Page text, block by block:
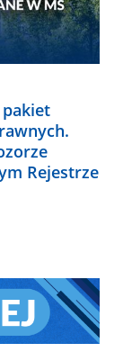
Rejestrze